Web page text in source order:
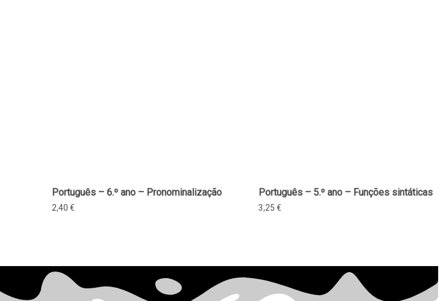
Português – 6.º ano – Pronominalização
2,40 €
Português – 5.º ano – Funções sintáticas
3,25 €